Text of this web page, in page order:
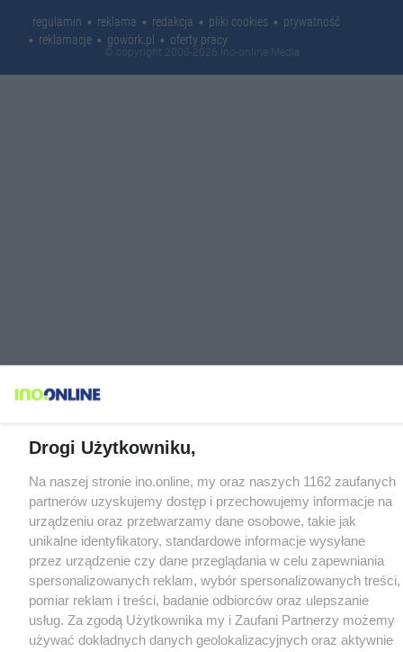
regulamin reklama redakcja pliki cookies
prywatność
reklamacje
gowork.pl oferty pracy
© copyright 2000-2026 Ino-online Media
Drogi Użytkowniku,
Na naszej stronie ino.online, my oraz naszych 1162 zaufanych
partnerów uzyskujemy dostęp i przechowujemy informacje na
urządzeniu oraz przetwarzamy dane osobowe, takie jak
unikalne identyfikatory, standardowe informacje wysyłane
przez urządzenie czy dane przeglądania w celu zapewniania
spersonalizowanych reklam, wybór spersonalizowanych treści,
pomiar reklam i treści, badanie odbiorców oraz ulepszanie
usług. Za zgodą Użytkownika my i Zaufani Partnerzy możemy
używać dokładnych danych geolokalizacyjnych oraz aktywnie